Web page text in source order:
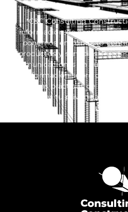
*C&C Consulting
información de contacto
ponernos en contacto
productos y servicios.
comunicaciones en cualquier
información sobre cómo
nuestras prácticas de
proteger tu privacidad,